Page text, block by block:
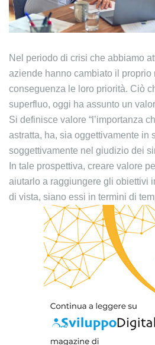
Nel periodo di crisi che abbiamo
aziende hanno cambiato il proprio
conseguenza le loro priorità. Ciò
superfluo, oggi ha assunto un
Si definisce valore “l’importanza
astratta, ha, sia oggettivamente in
soggettivamente nel giudizio dei
In tale prospettiva, creare valore
aiutarlo a raggiungere gli obiettivi
di vista, siano essi in termini di